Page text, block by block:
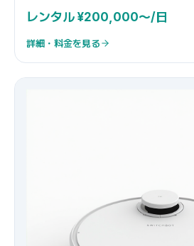
レンタル ¥200,000〜/日
詳細・料金を見る